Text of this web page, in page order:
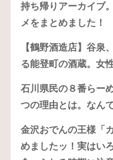
持ち帰りアーカイブ
メをまとめました！
【鶴野酒造店】谷泉
る能登町の酒蔵。女
石川県民の８番らー
つの理由とは。なん
金沢おでんの王様「
めましたッ！実はい